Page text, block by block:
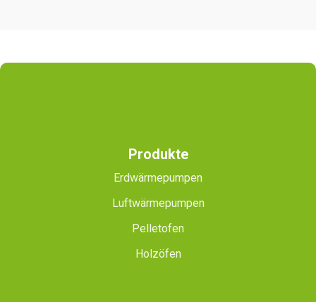
Produkte
Erdwärmepumpen
Luftwärmepumpen
Pelletofen
Holzöfen